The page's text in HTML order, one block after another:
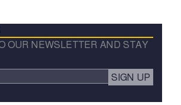
OUR NEWSLETTER AND STAY